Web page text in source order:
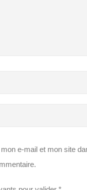
e-mail et mon site